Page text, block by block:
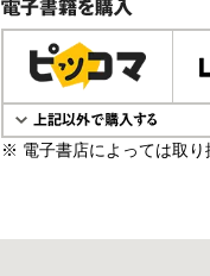
電子書籍で購入
※ 電子書店によっては取り